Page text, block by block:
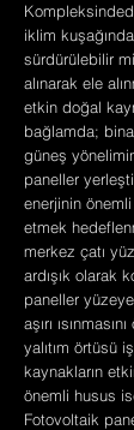
iklim
sürdürülebilir
alınarak ele
etkin doğal
bağlamda;
güneş
paneller
enerjinin
etmek
merkez çatı
ardışık olarak
paneller
aşırı
yalıtım örtüsü
kaynakların
önemli husus
Fotovoltaik